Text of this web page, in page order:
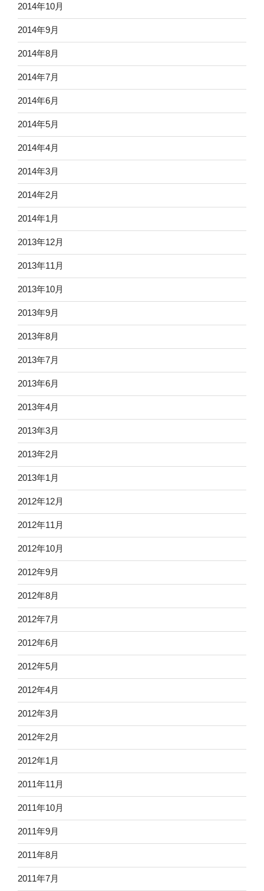
2014年10月
2014年9月
2014年8月
2014年7月
2014年6月
2014年5月
2014年4月
2014年3月
2014年2月
2014年1月
2013年12月
2013年11月
2013年10月
2013年9月
2013年8月
2013年7月
2013年6月
2013年4月
2013年3月
2013年2月
2013年1月
2012年12月
2012年11月
2012年10月
2012年9月
2012年8月
2012年7月
2012年6月
2012年5月
2012年4月
2012年3月
2012年2月
2012年1月
2011年11月
2011年10月
2011年9月
2011年8月
2011年7月